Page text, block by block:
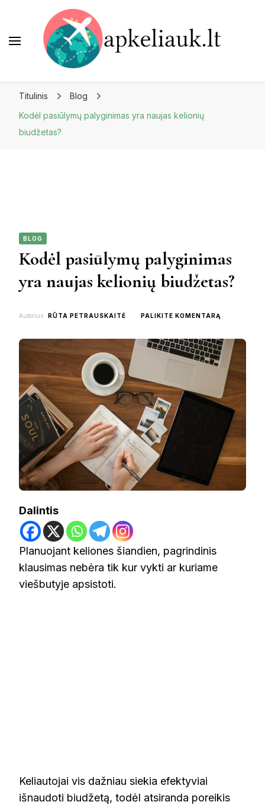
Titulinis
Blog
Kodėl pasiūlymų palyginimas yra naujas kelionių
biudžetas?
BLOG
Kodėl pasiūlymų palyginimas
yra naujas kelionių biudžetas?
Autorius RŪTA PETRAUSKAITĖ PALIKITE KOMENTARĄ
YRA
NAUJAS
KELIONIŲ
BIUDŽETAS?
Dalintis
Planuojant keliones šiandien, pagrindinis
klausimas nebėra tik kur vykti ar kuriame
viešbutyje apsistoti.
Keliautojai vis dažniau siekia efektyviai
išnaudoti biudžetą, todėl atsiranda poreikis